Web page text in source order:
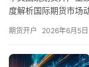
度解析国际期货市场
期货开户 2026年6月5日